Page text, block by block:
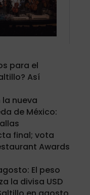
para el
Así
nueva
de México:
final; vota
Awards
El peso
la divisa USD